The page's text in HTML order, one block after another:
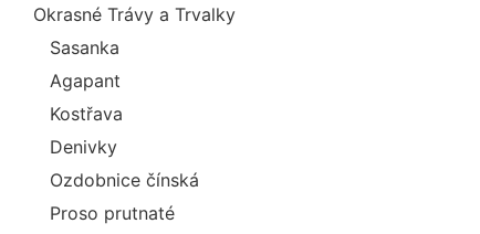
Okrasné Trávy a Trvalky
Sasanka
Agapant
Kostřava
Denivky
Ozdobnice čínská
Proso prutnaté